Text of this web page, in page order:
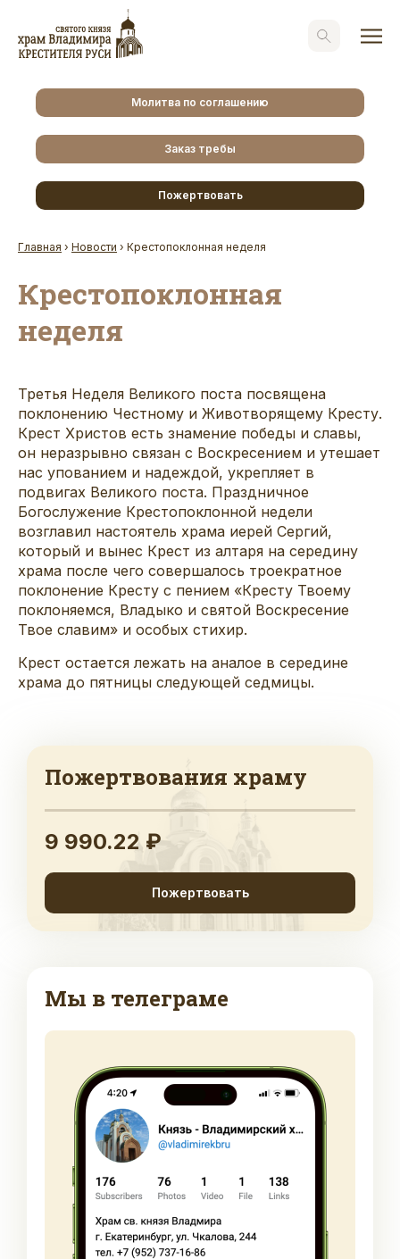
Молитва по соглашению
Заказ требы
Пожертвовать
Главная › Новости › Крестопоклонная неделя
Крестопоклонная
неделя
Третья Неделя Великого поста посвящена
поклонению Честному и Животворящему Кресту.
Крест Христов есть знамение победы и славы,
он неразрывно связан с Воскресением и утешает
нас упованием и надеждой, укрепляет в
подвигах Великого поста. Праздничное
Богослужение Крестопоклонной недели
возглавил настоятель храма иерей Сергий,
который и вынес Крест из алтаря на середину
храма после чего совершалось троекратное
поклонение Кресту с пением «Кресту Твоему
поклоняемся, Владыко и святой Воскресение
Твое славим» и особых стихир.
Крест остается лежать на аналое в середине
храма до пятницы следующей седмицы.
Пожертвования храму
9 990.22 ₽
Пожертвовать
Мы в телеграме